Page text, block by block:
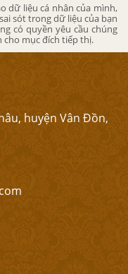
dữ liệu cá nhân của mình,
sót trong dữ liệu của bạn
có quyền yêu cầu chúng
cho mục đích tiếp thị.
huyện Vân Đồn,